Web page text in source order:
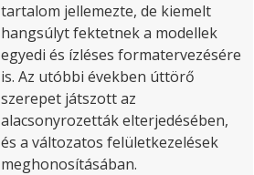
tartalom jellemezte, de kiemelt
hangsúlyt fektetnek a modellek
egyedi és ízléses formatervezésére
is. Az utóbbi években úttörő
szerepet játszott az
alacsonyrozetták elterjedésében,
és a változatos felületkezelések
meghonosításában.